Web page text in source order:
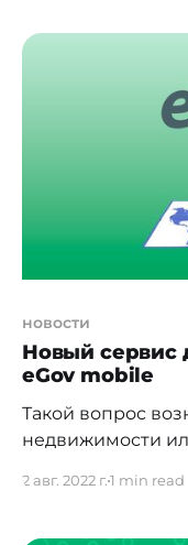
правительства
подавалось за
регистрации брака. Отмечается, что
новости
Новый сервис
eGov mobile
Такой вопрос
недвижимости
2 авг. 2022 г.1 min read